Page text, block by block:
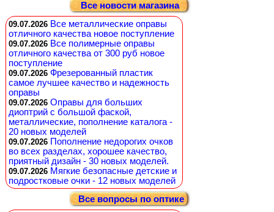
Все новости магазина
09.07.2026 Все металлические оправы
отличного качества новое поступление
09.07.2026 Все полимерные оправы
отличного качества от 300 руб новое
поступление
09.07.2026 Фрезерованный пластик
самое лучшее качество и надежность
оправы
09.07.2026 Оправы для больших
диоптрий с большой фаской,
металлические, пополнение каталога -
20 новых моделей
09.07.2026 Пополнение недорогих очков
во всех разделах, хорошее качество,
приятный дизайн - 30 новых моделей.
09.07.2026 Мягкие безопасные детские и
подростковые очки - 12 новых моделей
Все вопросы по оптике